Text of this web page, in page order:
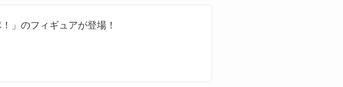
」のフィギュアが登場！